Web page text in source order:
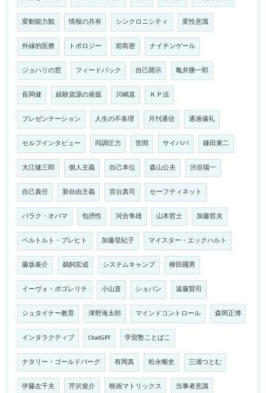
変動能力観 情報の共有 シンクロニシティ 変性意識
外縁的医療 トポロジー 前島密 ナイチンゲール
ジョハリの窓 フィードバック 自己開示 亀井勝一郎
長岡健 経験資源の発掘 川嶋直 ＫＰ法
プレゼンテーション 人生の不条理 月刊通信 通過儀礼
セルフインタビュー 同調圧力 世間 サイババ 鎌田東二
大江健三郎 個人主義 自己本位 森山公夫 渋谷陽一
自己責任 新自由主義 宮台真司 セーフティネット
バラク・オバマ 包摂性 河合隼雄 山本哲士 加藤哲夫
ベルトルト・ブレヒト 加藤登紀子 マイスター・エックハルト
藤坂泰介 鵜飼宏成 システムキャンプ 柳田國男
イーヴォ・ポゴレリチ 小山直 ショパン 遠藤賢司
シュタイナー教育 津野海太郎 マインドコントロール 森岡正博
インタラクティブ ChatGPT 学習塾ことばこ
ナタリー・ゴールドバーグ 有岡真 松永暢史 三浦つとむ
伊藤左千夫 芹沢俊介 映画マトリックス 当事者意識